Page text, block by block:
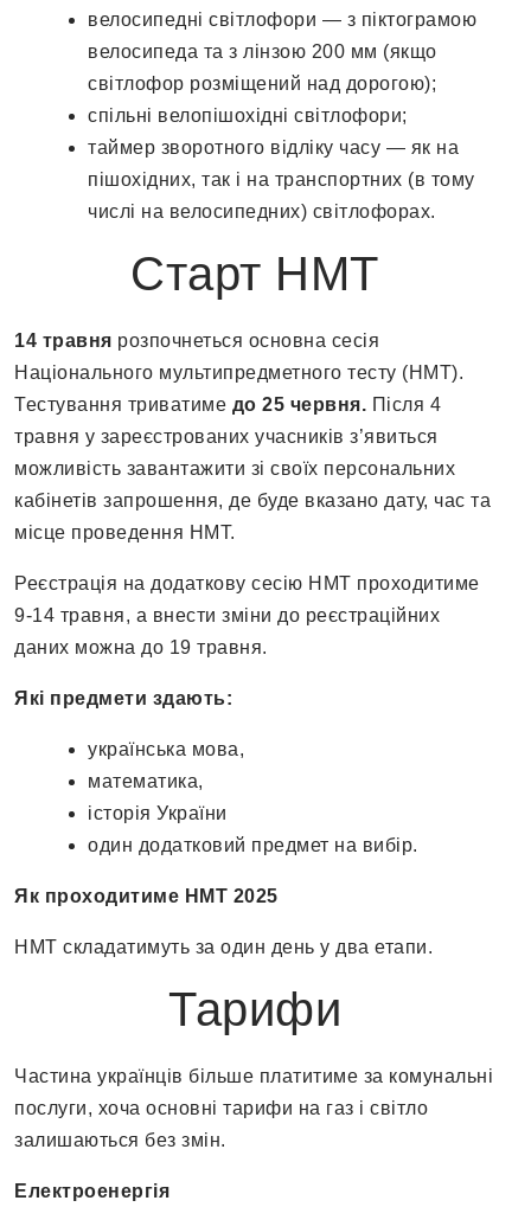
велосипедні світлофори — з піктограмою
велосипеда та з лінзою 200 мм (якщо
світлофор розміщений над дорогою);
спільні велопішохідні світлофори;
таймер зворотного відліку часу — як на
пішохідних, так і на транспортних (в тому
числі на велосипедних) світлофорах.
Старт НМТ
14 травня розпочнеться основна сесія
Національного мультипредметного тесту (НМТ).
Тестування триватиме до 25 червня. Після 4
травня у зареєстрованих учасників з’явиться
можливість завантажити зі своїх персональних
кабінетів запрошення, де буде вказано дату, час та
місце проведення НМТ.
Реєстрація на додаткову сесію НМТ проходитиме
9-14 травня, а внести зміни до реєстраційних
даних можна до 19 травня.
Які предмети здають:
українська мова,
математика,
історія України
один додатковий предмет на вибір.
Як проходитиме НМТ 2025
НМТ складатимуть за один день у два етапи.
Тарифи
Частина українців більше платитиме за комунальні
послуги, хоча основні тарифи на газ і світло
залишаються без змін.
Електроенергія